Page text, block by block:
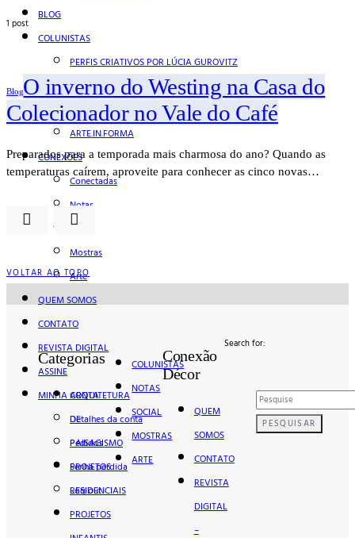
BLOG
COLUNISTAS
PERFIS CRIATIVOS POR LÚCIA GUROVITZ
COLUNA SERGIO ZOBARAN
COLUNA WAIR DE PAULA
ARTE.IN.FORMA
CONEXÕES
Conectadas
Notas
Social
Mostras
Arte
QUEM SOMOS
CONTATO
REVISTA DIGITAL
ASSINE
MINHA CONTA
Detalhes da conta
Pedidos
Senha perdida
Log out
1 post
BlogO inverno do Westing na Casa do
Colecionador no Vale do Café
Preparados para a temporada mais charmosa do ano? Quando as
temperaturas caírem, aproveite para conhecer as cinco novas…
VOLTAR AO TOPO
Categorias
ARQUITETURA
DE
PAISAGISMO
PROJETOS
RESIDENCIAIS
PROJETOS
COLUNISTAS
NOTAS
SOCIAL
MOSTRAS
ARTE
Conexão
Décor
QUEM
SOMOS
CONTATO
REVISTA
DIGITAL
–
Search for:
PESQUISAR